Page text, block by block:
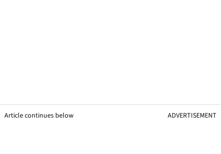
Article continues below ADVERTISEMENT